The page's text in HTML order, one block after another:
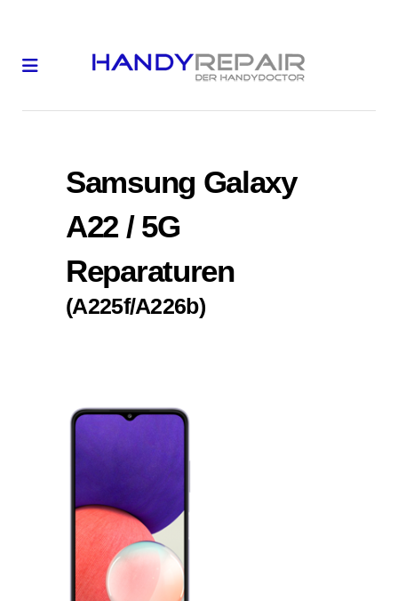
Samsung Galaxy
A22 / 5G
Reparaturen
(A225f/A226b)